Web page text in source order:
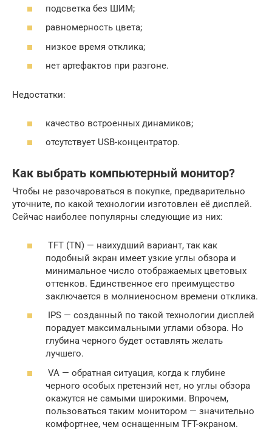
подсветка без ШИМ;
равномерность цвета;
низкое время отклика;
нет артефактов при разгоне.
Недостатки:
качество встроенных динамиков;
отсутствует USB-концентратор.
Как выбрать компьютерный монитор?
Чтобы не разочароваться в покупке, предварительно
уточните, по какой технологии изготовлен её дисплей.
Сейчас наиболее популярны следующие из них:
TFT (TN) — наихудший вариант, так как
подобный экран имеет узкие углы обзора и
минимальное число отображаемых цветовых
оттенков. Единственное его преимущество
заключается в молниеносном времени отклика.
IPS — созданный по такой технологии дисплей
порадует максимальными углами обзора. Но
глубина черного будет оставлять желать
лучшего.
VA — обратная ситуация, когда к глубине
черного особых претензий нет, но углы обзора
окажутся не самыми широкими. Впрочем,
пользоваться таким монитором — значительно
комфортнее, чем оснащенным TFT-экраном.